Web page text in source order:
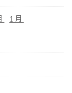
1月